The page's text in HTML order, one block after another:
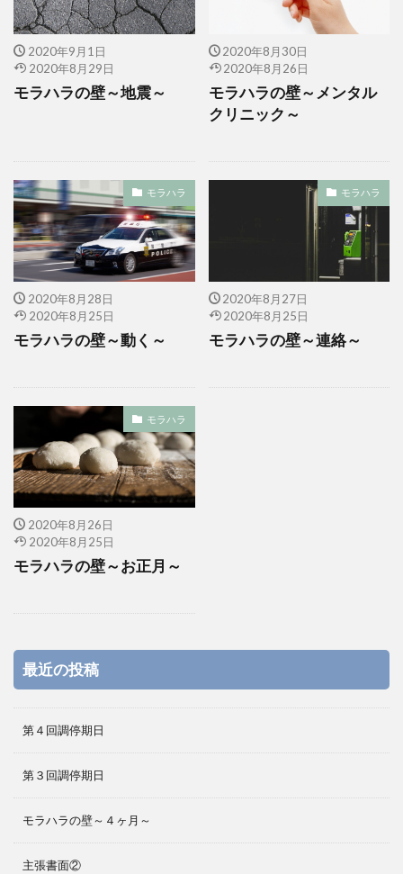
2020年9月1日
2020年8月29日
モラハラの壁～地震～
2020年8月30日
2020年8月26日
モラハラの壁～メンタル
クリニック～
モラハラ
2020年8月28日
2020年8月25日
モラハラの壁～動く～
モラハラ
2020年8月27日
2020年8月25日
モラハラの壁～連絡～
モラハラ
2020年8月26日
2020年8月25日
モラハラの壁～お正月～
最近の投稿
第４回調停期日
第３回調停期日
モラハラの壁～４ヶ月～
主張書面②